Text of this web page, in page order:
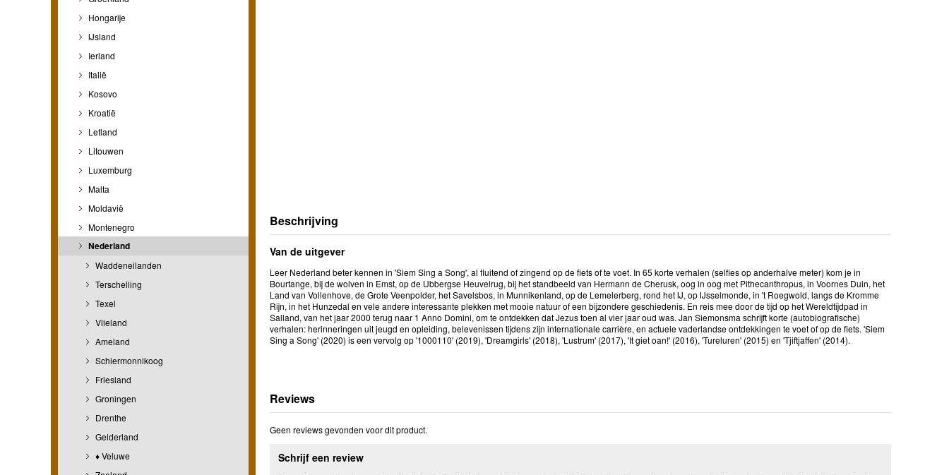
Hongarije
IJsland
Ierland
Italië
Kosovo
Kroatië
Letland
Litouwen
Luxemburg
Malta
Moldavië
Montenegro
Nederland
Waddeneilanden
Terschelling
Texel
Vlieland
Ameland
Schiermonnikoog
Friesland
Groningen
Drenthe
Gelderland
♦ Veluwe
Beschrijving
Van de uitgever
Leer Nederland beter kennen in 'Siem Sing a Song', al fluitend of zingend op de fiets of te voet. In 65 korte verhalen (selfies op anderhalve meter) kom je in
Bourtange, bij de wolven in Emst, op de Ubbergse Heuvelrug, bij het standbeeld van Hermann de Cherusk, oog in oog met Pithecanthropus, in Voornes Duin, het
Land van Vollenhove, de Grote Veenpolder, het Savelsbos, in Munnikenland, op de Lemelerberg, rond het IJ, op IJsselmonde, in 't Roegwold, langs de Kromme
Rijn, in het Hunzedal en vele andere interessante plekken met mooie natuur of een bijzondere geschiedenis. En reis mee door de tijd op het Wereldtijdpad in
Salland, van het jaar 2000 terug naar 1 Anno Domini, om te ontdekken dat Jezus toen al vier jaar oud was. Jan Siemonsma schrijft korte (autobiografische)
verhalen: herinneringen uit jeugd en opleiding, belevenissen tijdens zijn internationale carrière, en actuele vaderlandse ontdekkingen te voet of op de fiets. 'Siem
Sing a Song' (2020) is een vervolg op '1000110' (2019), 'Dreamgirls' (2018), 'Lustrum' (2017), 'It giet oan!' (2016), 'Tureluren' (2015) en 'Tjiftjaffen' (2014).
Reviews
Geen reviews gevonden voor dit product.
Schrijf een review